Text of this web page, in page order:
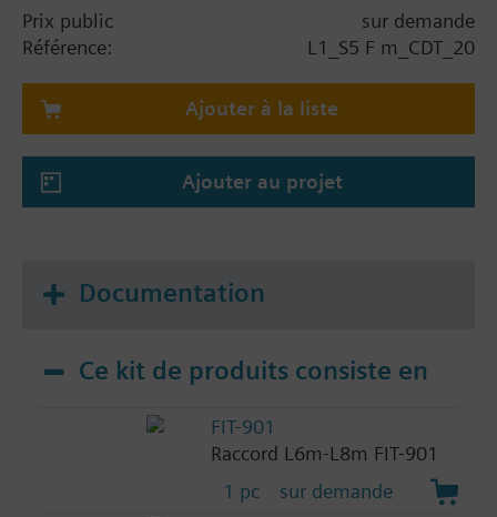
Prix public
sur demande
Référence:
L1_S5 F m_CDT_20
Ajouter à la liste
Ajouter au projet
Documentation
Ce kit de produits consiste en
FIT-901
Raccord L6m-L8m FIT-901
1 pc
sur demande